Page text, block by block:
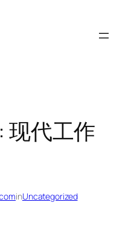
现代工作
inUncategorized